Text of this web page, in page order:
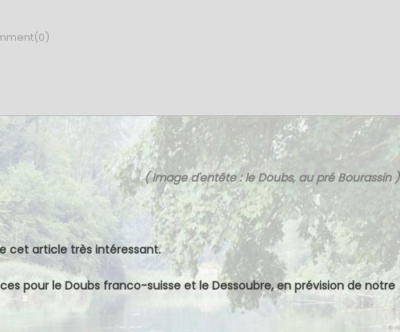
( Image d'entête : le Doubs, au pré Bourassin )
cet article très intéressant.
pour le Doubs franco-suisse et le Dessoubre, en prévision de notre